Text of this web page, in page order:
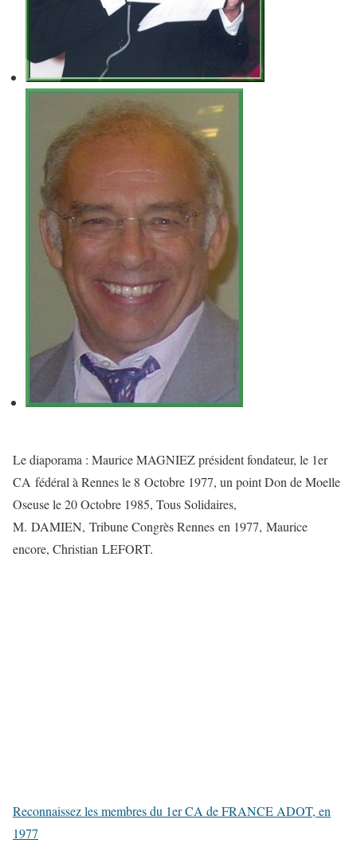
Le diaporama : Maurice MAGNIEZ président fondateur, le 1er
CA fédéral à Rennes le 8 Octobre 1977, un point Don de Moelle
Oseuse le 20 Octobre 1985, Tous Solidaires,
M. DAMIEN, Tribune Congrès Rennes en 1977, Maurice
encore, Christian LEFORT.
Reconnaissez les membres du 1er CA de FRANCE ADOT, en
1977